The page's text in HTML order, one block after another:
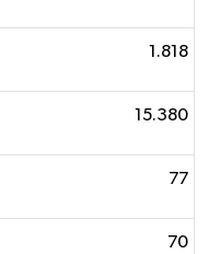
1.818
15.380
77
70